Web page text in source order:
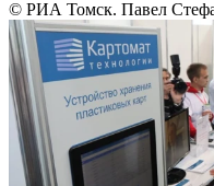
© РИА Томск. Павел